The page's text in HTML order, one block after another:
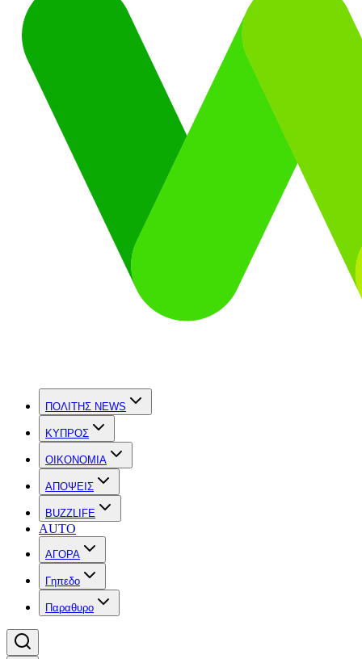
ΠΟΛΙΤΗΣ NEWS
ΚΥΠΡΟΣ
OIKONOMIA
ΑΠΟΨΕΙΣ
BUZZLIFE
AUTO
ΑΓΟΡΑ
Γηπεδο
Παραθυρο